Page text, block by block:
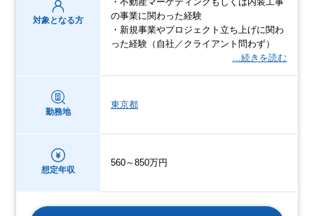
対象となる方
の事業に関わった経験
・新規事業やプロジェクト立ち上げに関わ
った経験（自社／クライアント問わず）
…続きを読む
勤務地
東京都
想定年収
560～850万円